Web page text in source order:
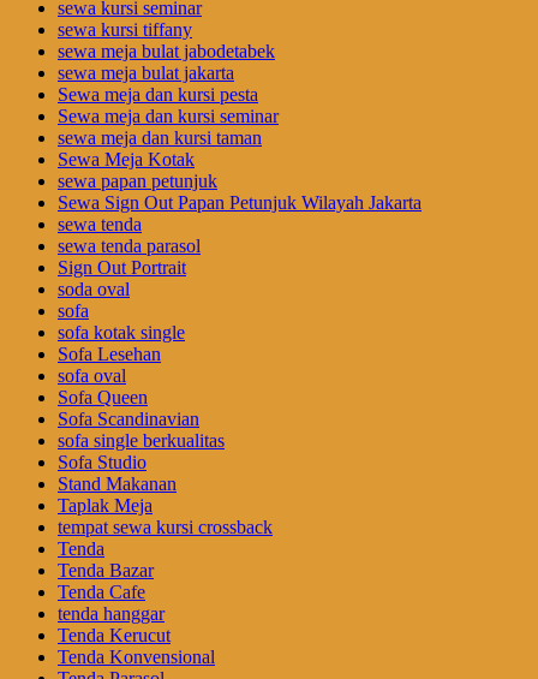
sewa kursi seminar
sewa kursi tiffany
sewa meja bulat jabodetabek
sewa meja bulat jakarta
Sewa meja dan kursi pesta
Sewa meja dan kursi seminar
sewa meja dan kursi taman
Sewa Meja Kotak
sewa papan petunjuk
Sewa Sign Out Papan Petunjuk Wilayah Jakarta
sewa tenda
sewa tenda parasol
Sign Out Portrait
soda oval
sofa
sofa kotak single
Sofa Lesehan
sofa oval
Sofa Queen
Sofa Scandinavian
sofa single berkualitas
Sofa Studio
Stand Makanan
Taplak Meja
tempat sewa kursi crossback
Tenda
Tenda Bazar
Tenda Cafe
tenda hanggar
Tenda Kerucut
Tenda Konvensional